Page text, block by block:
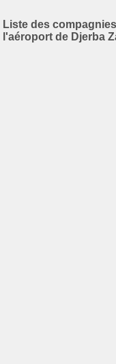
Liste des
l'aéroport de Djerba